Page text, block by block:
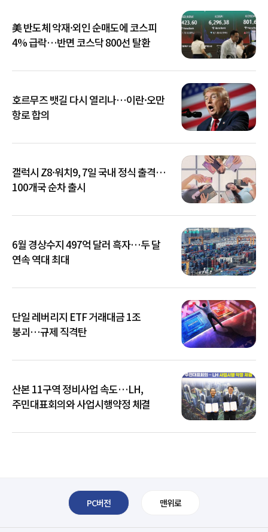
美 반도체 악재·외인 순매도에 코스피
4% 급락…반면 코스닥 800선 탈환
호르무즈 뱃길 다시 열리나…이란·오만
항로 합의
갤럭시 Z8·워치9, 7일 국내 정식 출격…
100개국 순차 출시
6월 경상수지 497억 달러 흑자…두 달
연속 역대 최대
단일 레버리지 ETF 거래대금 1조
붕괴…규제 직격탄
산본 11구역 정비사업 속도…LH,
주민대표회의와 사업시행약정 체결
PC버전 맨위로